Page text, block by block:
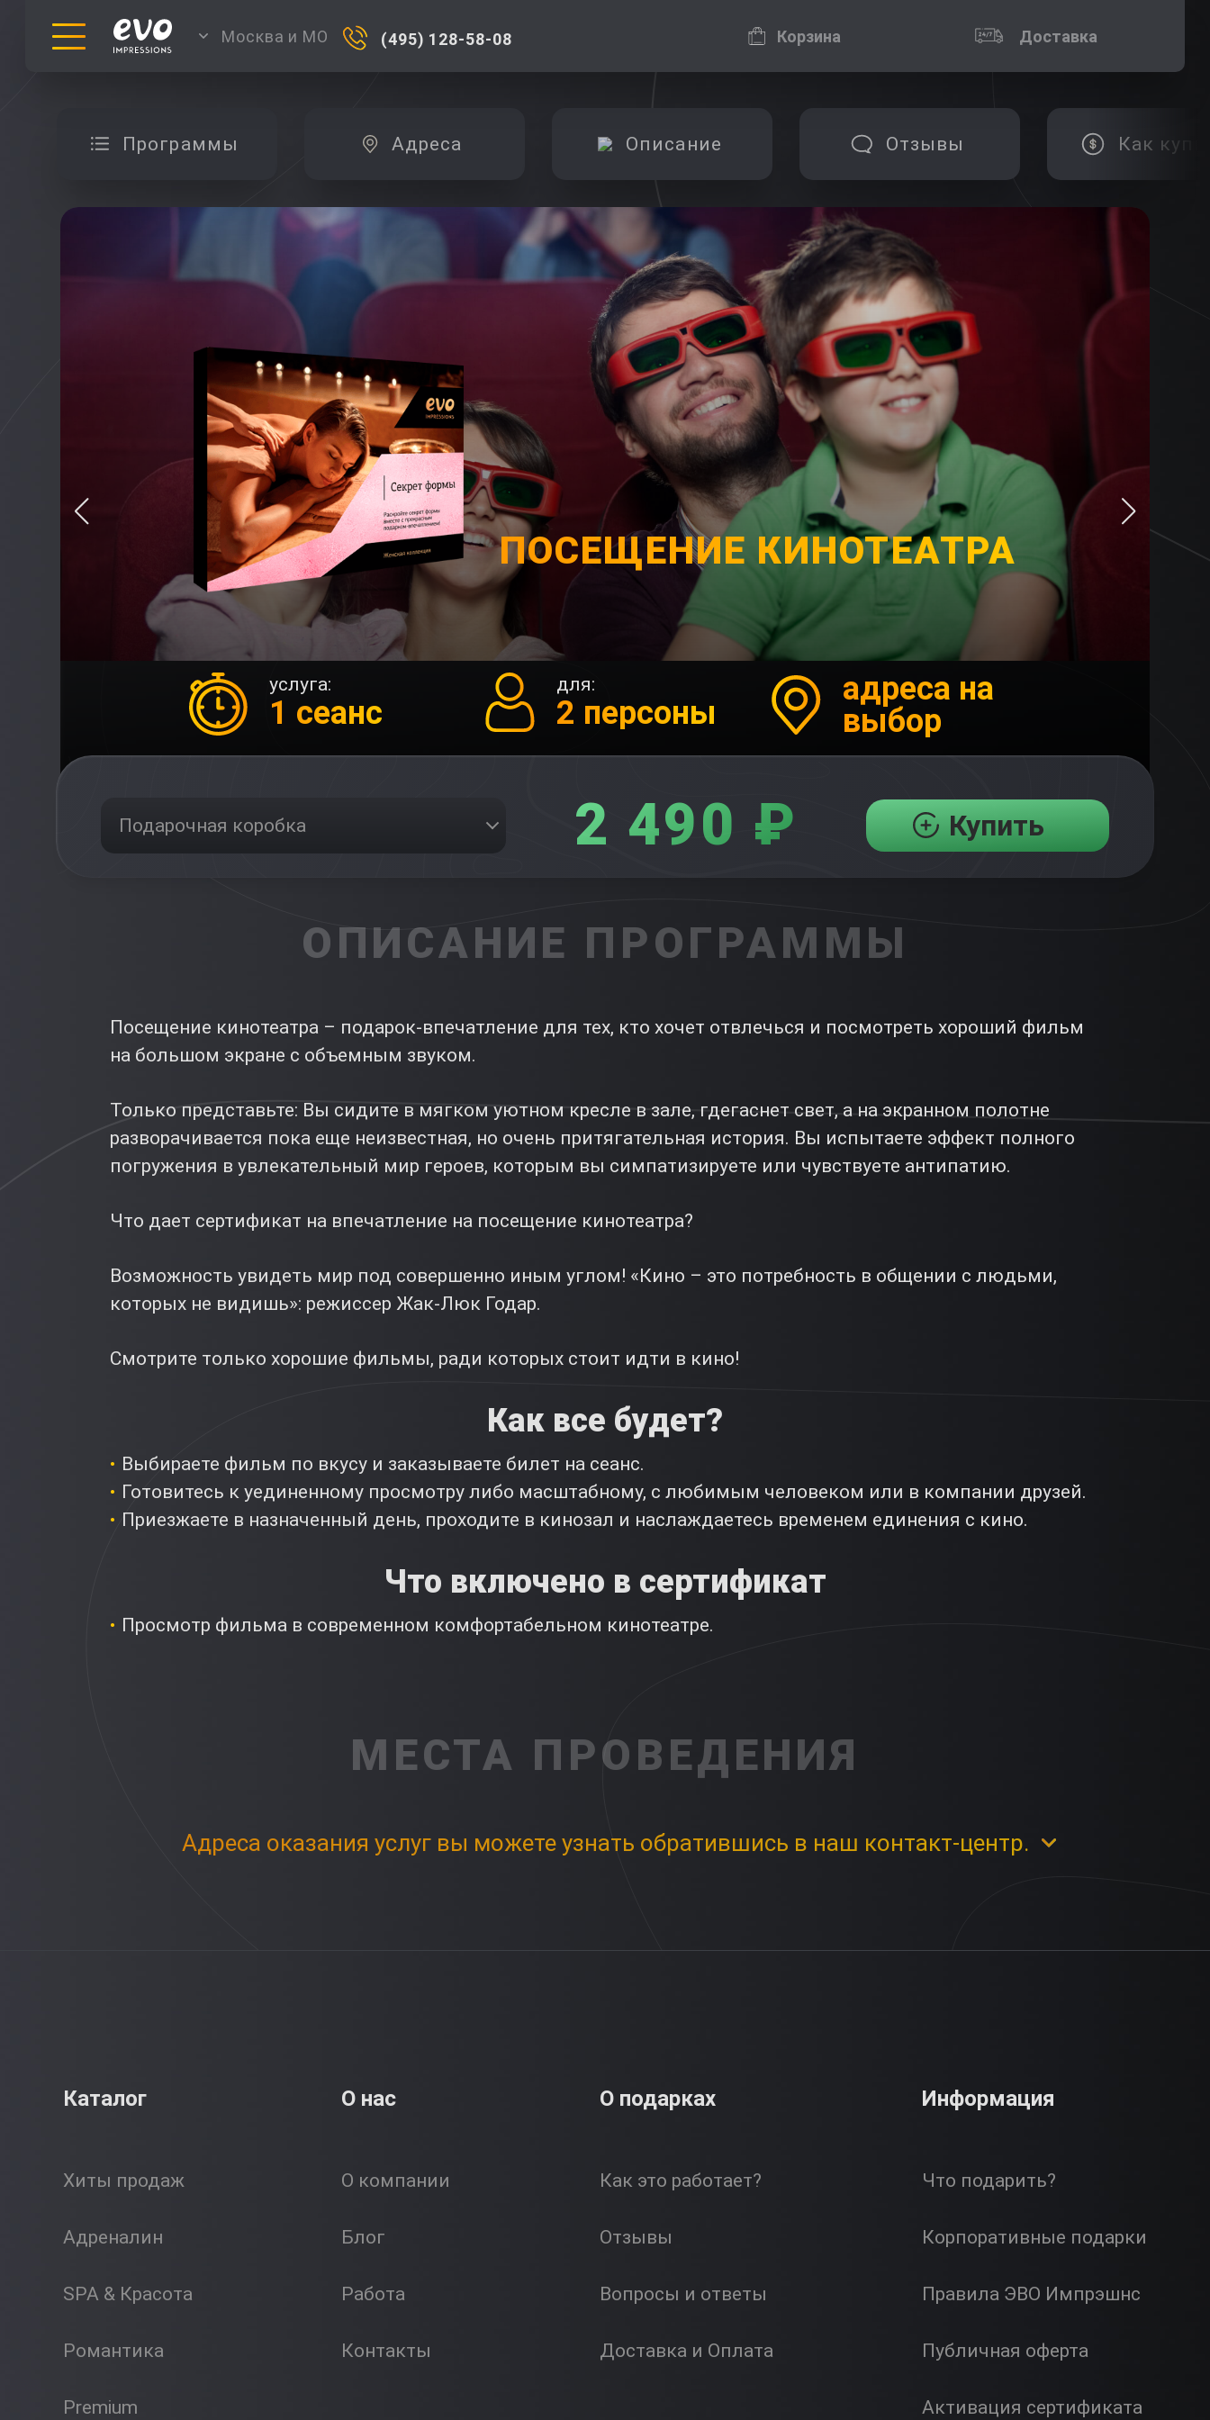
Москва и МО (495) 128-58-08 Корзина Доставка
Программы Адреса Описание Отзывы Как
ПОСЕЩЕНИЕ КИНОТЕАТРА
услуга:
1 сеанс
для:
2 персоны
адреса на
выбор
Подарочная коробка 2 490 ₽ Купить
ОПИСАНИЕ ПРОГРАММЫ
Посещение кинотеатра – подарок-впечатление для тех, кто хочет отвлечься и посмотреть хороший фильм
на большом экране с объемным звуком.
Только представьте: Вы сидите в мягком уютном кресле в зале, гдегаснет свет, а на экранном полотне
разворачивается пока еще неизвестная, но очень притягательная история. Вы испытаете эффект полного
погружения в увлекательный мир героев, которым вы симпатизируете или чувствуете антипатию.
Что дает сертификат на впечатление на посещение кинотеатра?
Возможность увидеть мир под совершенно иным углом! «Кино – это потребность в общении с людьми,
которых не видишь»: режиссер Жак-Люк Годар.
Смотрите только хорошие фильмы, ради которых стоит идти в кино!
Как все будет?
Выбираете фильм по вкусу и заказываете билет на сеанс.
Готовитесь к уединенному просмотру либо масштабному, с любимым человеком или в компании друзей.
Приезжаете в назначенный день, проходите в кинозал и наслаждаетесь временем единения с кино.
Что включено в сертификат
Просмотр фильма в современном комфортабельном кинотеатре.
МЕСТА ПРОВЕДЕНИЯ
Адреса оказания услуг вы можете узнать обратившись в наш контакт-центр.
Каталог
Хиты продаж
Адреналин
SPA & Красота
Романтика
Premium
О нас
О компании
Блог
Работа
Контакты
О подарках
Как это работает?
Отзывы
Вопросы и ответы
Доставка и Оплата
Информация
Что подарить?
Корпоративные подарки
Правила ЭВО Импрэшнс
Публичная оферта
Активация сертификата